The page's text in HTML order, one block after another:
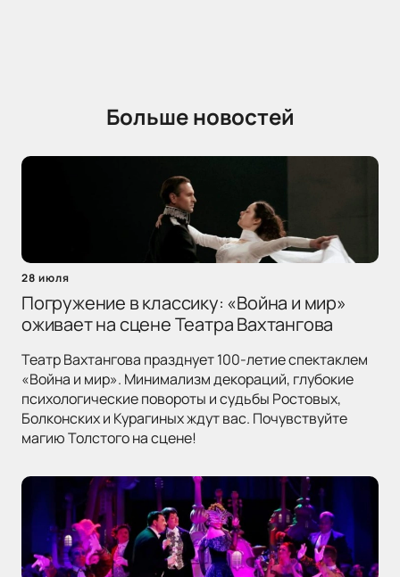
Больше новостей
28 июля
Погружение в классику: «Война и мир»
оживает на сцене Театра Вахтангова
Театр Вахтангова празднует 100-летие спектаклем
«Война и мир». Минимализм декораций, глубокие
психологические повороты и судьбы Ростовых,
Болконских и Курагиных ждут вас. Почувствуйте
магию Толстого на сцене!